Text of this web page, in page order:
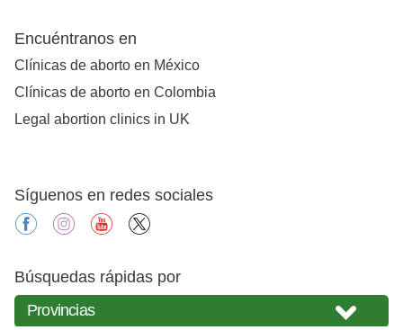
Encuéntranos en
Clínicas de aborto en México
Clínicas de aborto en Colombia
Legal abortion clinics in UK
Síguenos en redes sociales
facebookinstagramyoutube
Búsquedas rápidas por